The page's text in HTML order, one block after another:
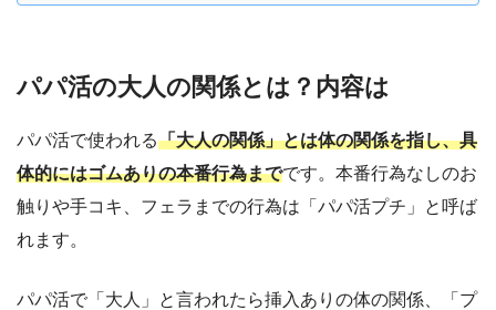
パパ活の大人の関係とは？内容は
パパ活で使われる「大人の関係」とは体の関係を指し、具
体的にはゴムありの本番行為までです。本番行為なしのお
触りや手コキ、フェラまでの行為は「パパ活プチ」と呼ば
れます。
パパ活で「大人」と言われたら挿入ありの体の関係、「プ